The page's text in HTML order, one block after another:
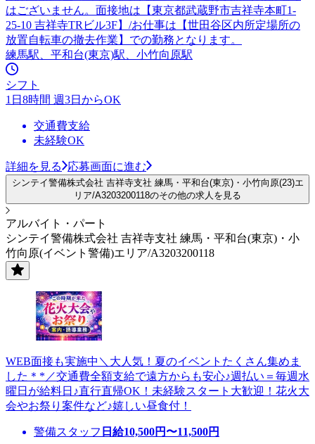
はございません。面接地は【東京都武蔵野市吉祥寺本町1-
25-10 吉祥寺TRビル3F】/お仕事は【世田谷区内所定場所の
放置自転車の撤去作業】での勤務となります。
練馬駅、平和台(東京)駅、小竹向原駅
シフト
1日8時間 週3日からOK
交通費支給
未経験OK
詳細を見る 応募画面に進む
シンテイ警備株式会社 吉祥寺支社 練馬・平和台(東京)・小竹向原(23)エ
リア/A3203200118のその他の求人を見る
アルバイト・パート
シンテイ警備株式会社 吉祥寺支社 練馬・平和台(東京)・小
竹向原(イベント警備)エリア/A3203200118
WEB面接も実施中＼大人気！夏のイベントたくさん集めま
した＊*／交通費全額支給で遠方からも安心♪週払い＝毎週水
曜日が給料日♪直行直帰OK！未経験スタート大歓迎！花火大
会やお祭り案件など♪嬉しい昼食付！
警備スタッフ 日給10,500円〜11,500円